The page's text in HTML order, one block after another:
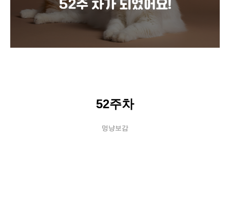
52주차
멍냥보감